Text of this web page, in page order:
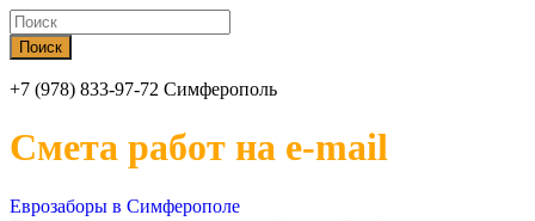
+7 (978) 833-97-72 Симферополь
Смета работ на e-mail
Еврозаборы в Симферополе